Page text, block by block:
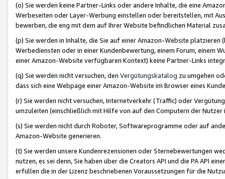
(o) Sie werden keine Partner-Links oder andere Inhalte, die eine
Werbeseiten oder Layer-Werbung einstellen oder bereitstellen, mit
bewerben, die eng mit dem auf Ihrer Website befindlichen Material
(p) Sie werden in Inhalte, die Sie auf einer Amazon-Website
Werbediensten oder in einer Kundenbewertung, einem Forum, einem
einer Amazon-Website verfügbaren Kontext) keine Partner-Links
(q) Sie werden nicht versuchen, den Vergütungskatalog zu umgehen
dass sich eine Webpage einer Amazon-Website im Browser eines
(r) Sie werden nicht versuchen, Internetverkehr (Traffic) oder
umzuleiten (einschließlich mit Hilfe von auf den Computern der
(s) Sie werden nicht durch Roboter, Softwareprogramme oder auf
Amazon-Website generieren.
(t) Sie werden unsere Kundenrezensionen oder Sternebewertungen
nutzen, es sei denn, Sie haben über die Creators API und die PA API
erfüllen die in der Lizenz beschriebenen Voraussetzungen für die